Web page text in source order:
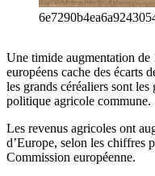
Une timide augmentation de
européens cache des écarts
les grands céréaliers sont
politique agricole commune.
Les revenus agricoles ont
d’Europe, selon les chiffres
Commission européenne.